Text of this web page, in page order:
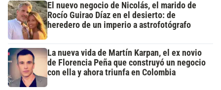
El nuevo negocio de Nicolás, el marido de
Rocío Guirao Díaz en el desierto: de
heredero de un imperio a astrofotógrafo
La nueva vida de Martín Karpan, el ex novio
de Florencia Peña que construyó un negocio
con ella y ahora triunfa en Colombia